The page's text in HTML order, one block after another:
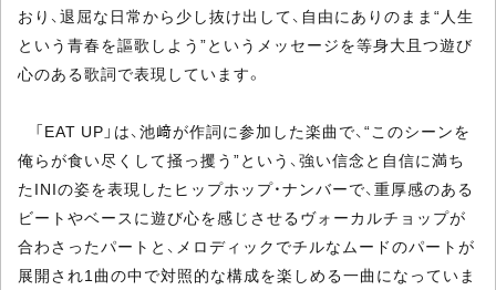
おり、退屈な日常から少し抜け出して、自由にありのまま“人生
という青春を謳歌しよう”というメッセージを等身大且つ遊び
心のある歌詞で表現しています。
「EAT UP」は、池﨑が作詞に参加した楽曲で、“このシーンを
俺らが食い尽くして掻っ攫う”という、強い信念と自信に満ち
たINIの姿を表現したヒップホップ・ナンバーで、重厚感のある
ビートやベースに遊び心を感じさせるヴォーカルチョップが
合わさったパートと、メロディックでチルなムードのパートが
展開され1曲の中で対照的な構成を楽しめる一曲になっていま